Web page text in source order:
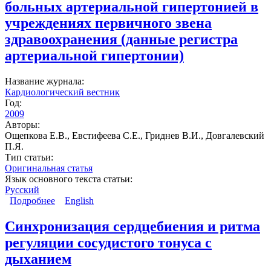
больных артериальной гипертонией в
учреждениях первичного звена
здравоохранения (данные регистра
артериальной гипертонии)
Название журнала:
Кардиологический вестник
Год:
2009
Авторы:
Ощепкова Е.В., Евстифеева С.Е., Гриднев В.И., Довгалевский
П.Я.
Тип статьи:
Оригинальная статья
Язык основного текста статьи:
Русский
Подробнее о Качество обследования и лечения больных
первичного звена здравоохранения (данные
регистра артериальной гипертонии)
English
Синхронизация сердцебиения и ритма
регуляции сосудистого тонуса с
дыханием